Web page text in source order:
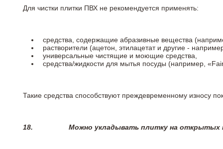
Для чистки плитки ПВХ не рекомендуется применять:
средства, содержащие абразивные вещества
растворители (ацетон, этилацетат и другие -
универсальные чистящие и моющие средства,
средства/жидкости для мытья посуды (например,
Такие средства способствуют преждевременному износу
18. Можно укладывать плитку на открытых